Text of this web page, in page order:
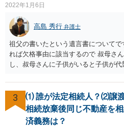
の介護は子供がみるという民法の条文
る扶養義務は配偶者や子に対する扶
まれてすぐ両親が離婚し、その後会っ
養義務の順位を下げる一つの理由にな
2022年1月6日
高島 秀行 弁護士
祖父の書いたという遺言書について
れば欠格事由に該当するので 叔母さ
し、叔母さんに子供がいると子供が
3
⑴ 誰が法定相続人？⑵譲
相続放棄後同じ不動産を
済義務は？